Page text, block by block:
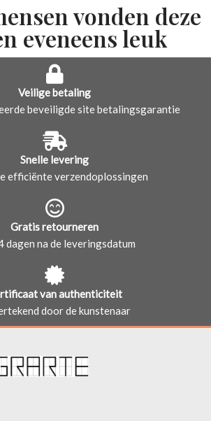
vonden deze
eveneens leuk
Veilige betaling
beveiligde site betalingsgarantie
Snelle levering
efficiënte verzendoplossingen
Gratis retourneren
dagen na de leveringsdatum
van authenticiteit
door de kunstenaar